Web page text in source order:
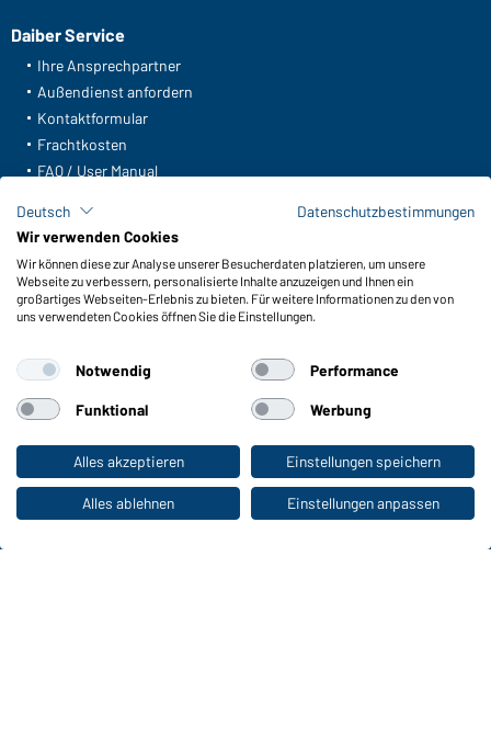
Zum Privatkunden-Shop
Daiber Service
Ihre Ansprechpartner
Außendienst anfordern
Kontaktformular
Frachtkosten
FAQ / User Manual
Meldeportal nach Hinweisgeberschutz
Funktionen & Pflege
Produkteigenschaften
Pflegehinweise
Farben
WORKWEAR COLLECTION
Die ideale Wahl für Professionals: Kollektionen
entdecken!
Deutsch
Datenschutzbestimmungen
Wir verwenden Cookies
Wir können diese zur Analyse unserer Besucherdaten platzieren, um unsere
Webseite zu verbessern, personalisierte Inhalte anzuzeigen und Ihnen ein
großartiges Webseiten-Erlebnis zu bieten. Für weitere Informationen zu den von
uns verwendeten Cookies öffnen Sie die Einstellungen.
Notwendig Performance
Funktional Werbung
Alles akzeptieren Einstellungen speichern
Alles ablehnen Einstellungen anpassen